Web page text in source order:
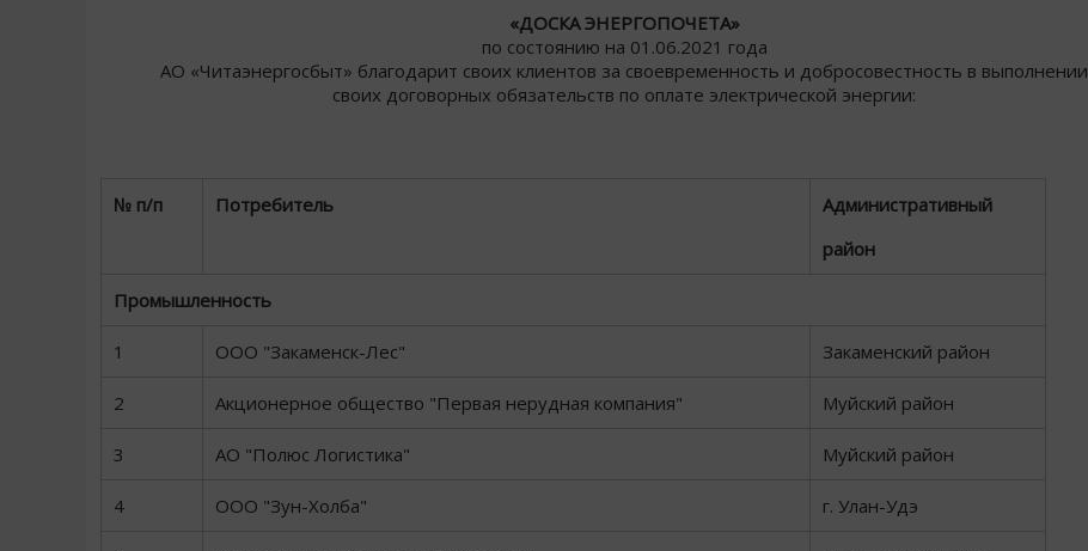
«ДОСКА ЭНЕРГОПОЧЕТА»
по состоянию на 01.06.2021 года
АО «Читаэнергосбыт» благодарит своих клиентов за своевременность и добросовестность в выполнении
своих договорных обязательств по оплате электрической энергии:
№ п/п Потребитель
Административный
район
Промышленность
1 ООО "Закаменск-Лес" Закаменский район
2 Акционерное общество "Первая нерудная компания" Муйский район
3 АО "Полюс Логистика" Муйский район
4 ООО "Зун-Холба" г. Улан-Удэ